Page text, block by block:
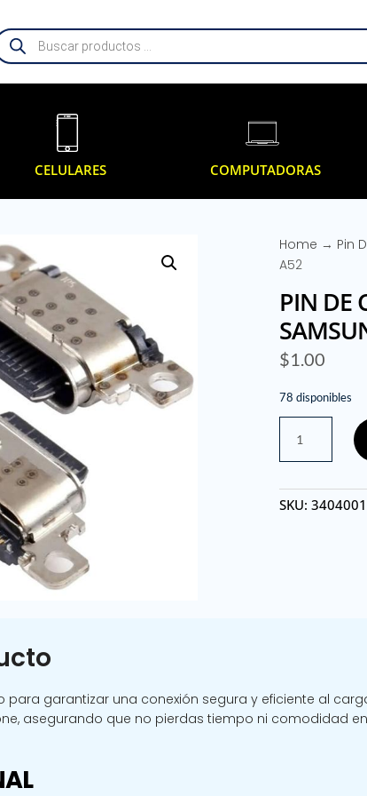
CELULARES COMPUTADORAS
Home → Pin
A52
PIN DE
$1.00
78 disponibles
DE
CARGA
SAM
A52/
SKU:
para garantizar una conexión segura y eficiente al
asegurando que no pierdas tiempo ni comodidad